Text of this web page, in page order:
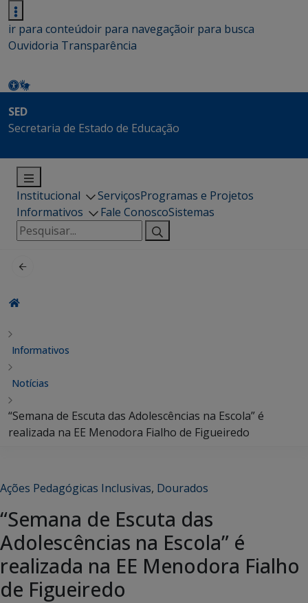
ir para conteúdoir para navegaçãoir para busca
Ouvidoria Transparência
SED
Secretaria de Estado de Educação
Institucional ServiçosProgramas e Projetos
Informativos
Fale ConoscoSistemas
Pesquisar
por:
Informativos
Notícias
“Semana de Escuta das Adolescências na Escola” é
realizada na EE Menodora Fialho de Figueiredo
Ações Pedagógicas Inclusivas, Dourados
“Semana de Escuta das
Adolescências na Escola” é
realizada na EE Menodora Fialho
de Figueiredo